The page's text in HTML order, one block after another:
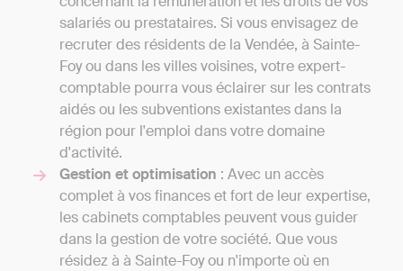
salariés ou prestataires. Si vous envisagez de
recruter des résidents de la Vendée, à Sainte-
Foy ou dans les villes voisines, votre expert-
comptable pourra vous éclairer sur les contrats
aidés ou les subventions existantes dans la
région pour l'emploi dans votre domaine
d'activité.
Gestion et optimisation : Avec un accès
complet à vos finances et fort de leur expertise,
les cabinets comptables peuvent vous guider
dans la gestion de votre société. Que vous
résidez à à Sainte-Foy ou n'importe où en